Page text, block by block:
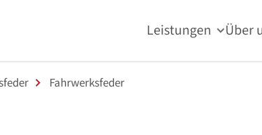
Leistungen Über
Fahrwerksfeder